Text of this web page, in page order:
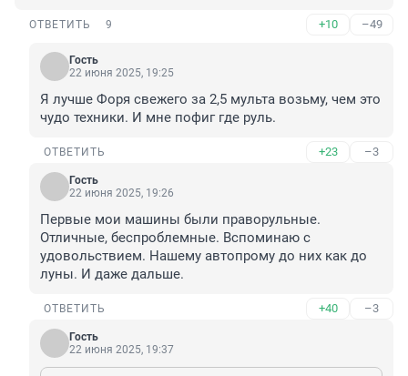
ОТВЕТИТЬ 9 +10 –49
Гость
22 июня 2025, 19:25
Я лучше Форя свежего за 2,5 мульта возьму, чем это
чудо техники. И мне пофиг где руль.
ОТВЕТИТЬ +23 –3
Гость
22 июня 2025, 19:26
Первые мои машины были праворульные.
Отличные, беспроблемные. Вспоминаю с
удовольствием. Нашему автопрому до них как до
луны. И даже дальше.
ОТВЕТИТЬ +40 –3
Гость
22 июня 2025, 19:37